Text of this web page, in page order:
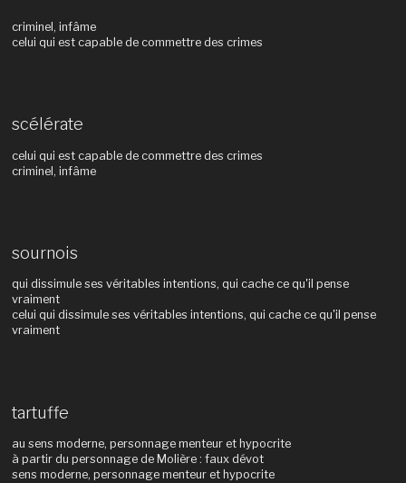
criminel, infâme
celui qui est capable de commettre des crimes
scélérate
celui qui est capable de commettre des crimes
criminel, infâme
sournois
qui dissimule ses véritables intentions, qui cache ce qu'il pense
vraiment
celui qui dissimule ses véritables intentions, qui cache ce qu'il pense
vraiment
tartuffe
au sens moderne, personnage menteur et hypocrite
à partir du personnage de Molière : faux dévot
sens moderne, personnage menteur et hypocrite